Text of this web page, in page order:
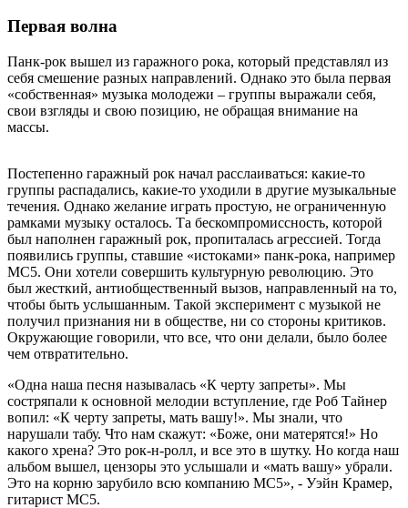
Первая волна
Панк-рок вышел из гаражного рока, который представлял из
себя смешение разных направлений. Однако это была первая
«собственная» музыка молодежи – группы выражали себя,
свои взгляды и свою позицию, не обращая внимание на
массы.
Постепенно гаражный рок начал расслаиваться: какие-то
группы распадались, какие-то уходили в другие музыкальные
течения. Однако желание играть простую, не ограниченную
рамками музыку осталось. Та бескомпромиссность, которой
был наполнен гаражный рок, пропиталась агрессией. Тогда
появились группы, ставшие «истоками» панк-рока, например
МС5. Они хотели совершить культурную революцию. Это
был жесткий, антиобщественный вызов, направленный на то,
чтобы быть услышанным. Такой эксперимент с музыкой не
получил признания ни в обществе, ни со стороны критиков.
Окружающие говорили, что все, что они делали, было более
чем отвратительно.
«Одна наша песня называлась «К черту запреты». Мы
состряпали к основной мелодии вступление, где Роб Тайнер
вопил: «К черту запреты, мать вашу!». Мы знали, что
нарушали табу. Что нам скажут: «Боже, они матерятся!» Но
какого хрена? Это рок-н-ролл, и все это в шутку. Но когда наш
альбом вышел, цензоры это услышали и «мать вашу» убрали.
Это на корню зарубило всю компанию МС5», - Уэйн Крамер,
гитарист МС5.